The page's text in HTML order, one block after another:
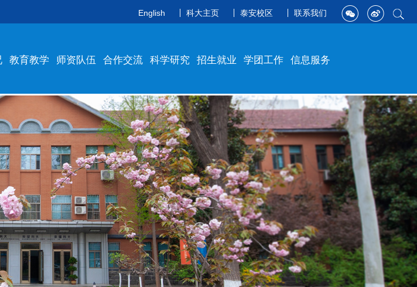
English 科大主页 泰安校区 联系我们
教育教学 师资队伍 合作交流 科学研究 招生就业 学团工作 信息服务